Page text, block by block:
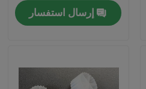
إرسال استفسار